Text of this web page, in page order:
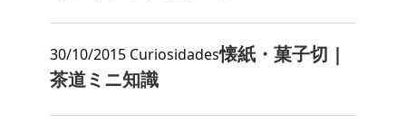
30/10/2015 Curiosidades懐紙・菓子切 |
茶道ミニ知識